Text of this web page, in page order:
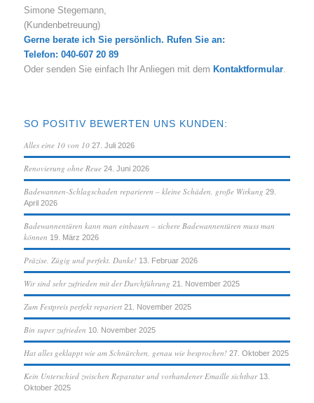
Simone Stegemann,
(Kundenbetreuung)
Gerne berate ich Sie persönlich. Rufen Sie an:
Telefon: 040-607 20 89
Oder senden Sie einfach Ihr Anliegen mit dem Kontaktformular.
SO POSITIV BEWERTEN UNS KUNDEN:
Alles eine 10 von 10 27. Juli 2026
Renovierung ohne Reue 24. Juni 2026
Badewannen-Schlagschaden reparieren – kleine Schäden, große Wirkung 29.
April 2026
Badewannentüren kann man einbauen – sichere Badewannentüren muss man
können 19. März 2026
Präzise. Zügig und perfekt. Danke! 13. Februar 2026
Wir sind sehr zufrieden mit der Durchführung 21. November 2025
Zum Festpreis perfekt repariert 21. November 2025
Bin super zufrieden 10. November 2025
Hat alles geklappt wie am Schnürchen, genau wie besprochen! 27. Oktober 2025
Kein Unterschied zwischen Reparatur und vorhandener Emaille sichtbar 13.
Oktober 2025